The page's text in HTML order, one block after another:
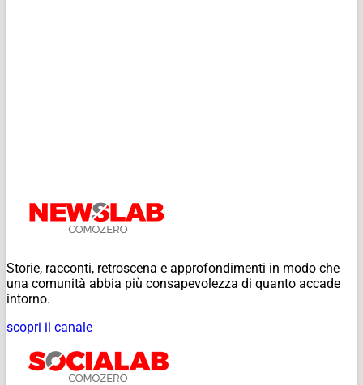
Storie, racconti, retroscena e approfondimenti in modo che
una comunità abbia più consapevolezza di quanto accade
intorno.
scopri il canale